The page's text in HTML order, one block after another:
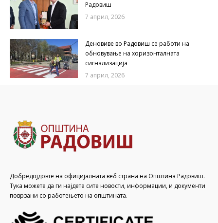
Радовиш
7 април, 2026
Деновиве во Радовиш се работи на
обновување на хоризонталната
сигнализација
7 април, 2026
Добредојдовте на официјалната веб страна на Општина Радовиш.
Тука можете да ги најдете сите новости, информации, и документи
поврзани со работењето на општината.